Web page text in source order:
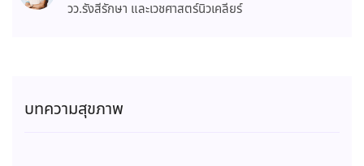
วว.รังสีรักษา และเวชศาสตร์นิวเคลียร์
บทความสุขภาพ